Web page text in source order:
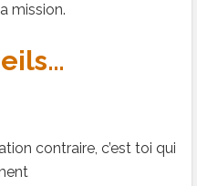
mission.
contraire, c’est toi qui